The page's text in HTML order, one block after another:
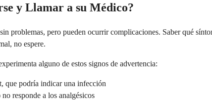
y Llamar a su Médico?
problemas, pero pueden ocurrir complicaciones. Saber qué
no espere.
alguno de estos signos de advertencia:
que podría indicar una infección
responde a los analgésicos